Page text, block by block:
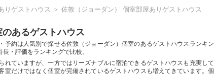
りゲストハウス ＞ 佐敦（ジョーダン） 個室部屋ありゲストハウス
あるゲストハウス
約は人気別で探せる佐敦（ジョーダン）個室のあるゲストハウスランキン
・評価をランキングで比較。
ていますが、一方ではリーズナブルに宿泊できるゲストハウスも充実して
だけではなく個室が完備されているゲストハウスも増えてきています。個